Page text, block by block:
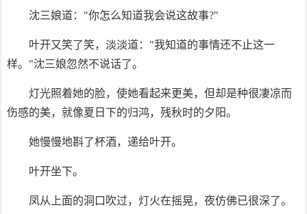
沈三娘道："你怎么知道我会说这故事?"
叶开又笑了笑，淡淡道："我知道的事情还不止这一
样。"沈三娘忽然不说话了。
灯光照着她的脸，使她看起来更美，但却是种很凄凉而
伤感的美，就像夏日下的归鸿，残秋时的夕阳。
她慢慢地斟了杯酒，递给叶开。
叶开坐下。
凤从上面的洞口吹过，灯火在摇晃，夜仿佛已很深了。